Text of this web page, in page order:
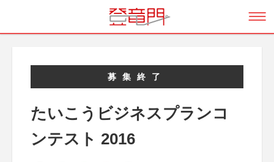
募集終了
たいこうビジネスプランコ
ンテスト 2016